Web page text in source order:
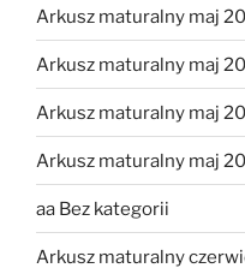
Arkusz maturalny maj
Arkusz maturalny maj
Arkusz maturalny maj
Arkusz maturalny maj
aa Bez kategorii
Arkusz maturalny